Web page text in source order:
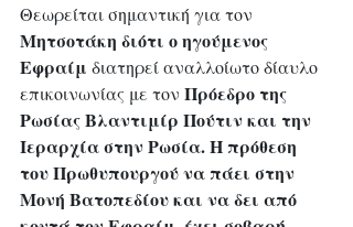
Θεωρείται σημαντική για τον
Μητσοτάκη διότι ο ηγούμενος
Εφραίμ διατηρεί αναλλοίωτο δίαυλο
επικοινωνίας με τον Πρόεδρο της
Ρωσίας Βλαντιμίρ Πούτιν και την
Ιεραρχία στην Ρωσία. Η πρόθεση
του Πρωθυπουργού να πάει στην
Μονή Βατοπεδίου και να δει από